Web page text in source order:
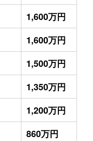
1,600万円
1,600万円
1,500万円
1,350万円
1,200万円
860万円